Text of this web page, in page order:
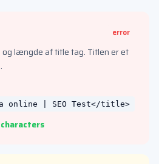
error
længde af title tag. Titlen er et
online | SEO Test</title>